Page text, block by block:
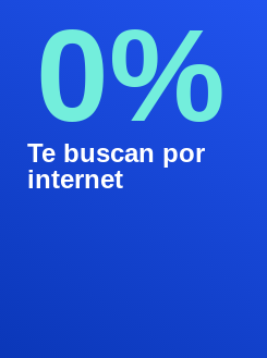
Te buscan por
internet
0%